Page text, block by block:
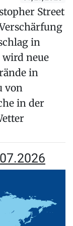
Street
in
neue
in
von
in der